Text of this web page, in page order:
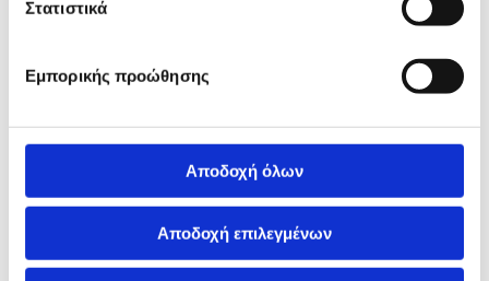
Στατιστικά
Εμπορικής προώθησης
Αποδοχή όλων
Αποδοχή επιλεγμένων